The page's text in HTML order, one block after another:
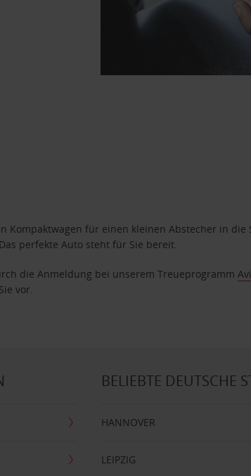
für einen kleinen Abstecher in
perfekte Auto steht für Sie bereit.
die Anmeldung bei unserem Treueprogramm
vor.
BELIEBTE DEUTSCHE
HANNOVER
LEIPZIG